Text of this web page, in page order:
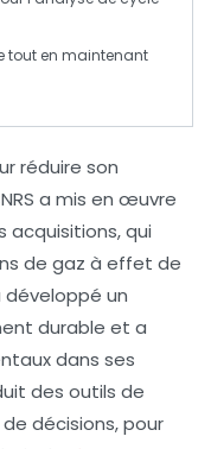
tout en maintenant
réduire son
a mis en œuvre
acquisitions, qui
de gaz à effet de
développé un
durable et a
dans ses
des outils de
décisions, pour